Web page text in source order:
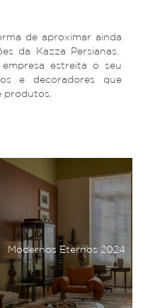
de aproximar ainda
da Kazza Persianas.
estreita o seu
e decoradores que
produtos.
Modernos Eternos 2024